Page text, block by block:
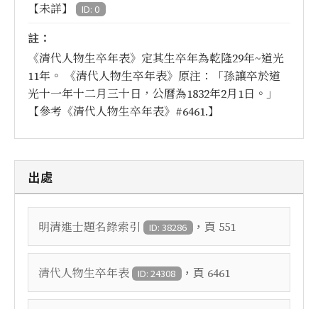
【未詳】 ID: 0
註：
《清代人物生卒年表》定其生卒年為乾隆29年~道光
11年。 《清代人物生卒年表》原注：「孫讓卒於道
光十一年十二月三十日，公曆為1832年2月1日。」
【參考《清代人物生卒年表》#6461.】
出處
明清進士題名錄索引 ID: 38286 ，頁 551
清代人物生卒年表 ID: 24308 ，頁 6461